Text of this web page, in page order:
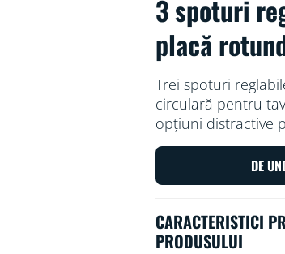
3 spoturi
placă
Trei spoturi
circulară pentru
opțiuni distractive
camera cu lumină
un scenariu de
specifică folosind
totul în seama
aplicației noastre.
DE
CARACTERISTICI
PRODUSULUI